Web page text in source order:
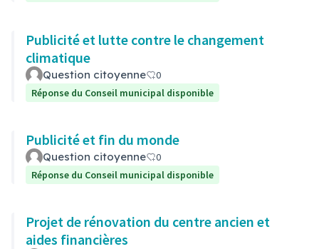
Publicité et lutte contre le changement
climatique
Question citoyenne
0
Réponse du Conseil municipal disponible
Publicité et fin du monde
Question citoyenne
0
Réponse du Conseil municipal disponible
Projet de rénovation du centre ancien et
aides financières